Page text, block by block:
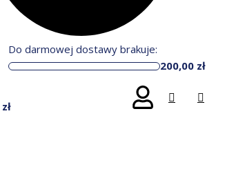
Do darmowej dostawy brakuje:
200,00 zł
zł